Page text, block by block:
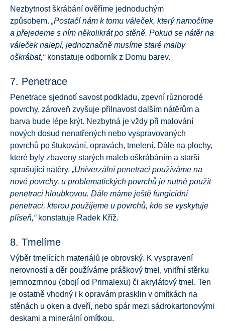
Nezbytnost škrábání ověříme jednoduchým
způsobem. „Postačí nám k tomu váleček, který namočíme
a přejedeme s ním několikrát po stěně. Pokud se nátěr na
váleček nalepí, jednoznačně musíme staré malby
oškrábat,“konstatuje odborník z Domu barev.
7. Penetrace
Penetrace sjednotí savost podkladu, zpevní různorodé
povrchy, zároveň zvyšuje přilnavost dalším nátěrům a
barva bude lépe krýt. Nezbytná je vždy při malování
nových dosud nenatřených nebo vyspravovaných
povrchů po štukování, opravách, tmelení. Dále na plochy,
které byly zbaveny starých maleb oškrábáním a starší
sprašující nátěry. „Univerzální penetraci používáme na
nové povrchy, u problematických povrchů je nutné použít
penetraci hloubkovou. Dále máme ještě fungicidní
penetraci, kterou použijeme u povrchů, kde se vyskytuje
plíseň,“konstatuje Radek Kříž.
8. Tmelíme
Výběr tmelících materiálů je obrovský. K vyspravení
nerovností a děr používáme práškový tmel, vnitřní stěrku
jemnozrnnou (obojí od Primalexu) či akrylátový tmel. Ten
je ostatně vhodný i k opravám prasklin v omítkách na
stěnách u oken a dveří, nebo spár mezi sádrokartonovými
deskami a minerální omítkou.